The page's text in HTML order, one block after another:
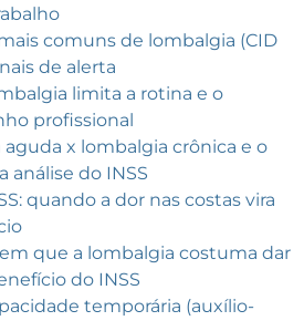
comuns de lombalgia (CID
de alerta
limita a rotina e o
profissional
aguda x lombalgia crônica e o
análise do INSS
quando a dor nas costas vira
que a lombalgia costuma dar
do INSS
temporária (auxílio-